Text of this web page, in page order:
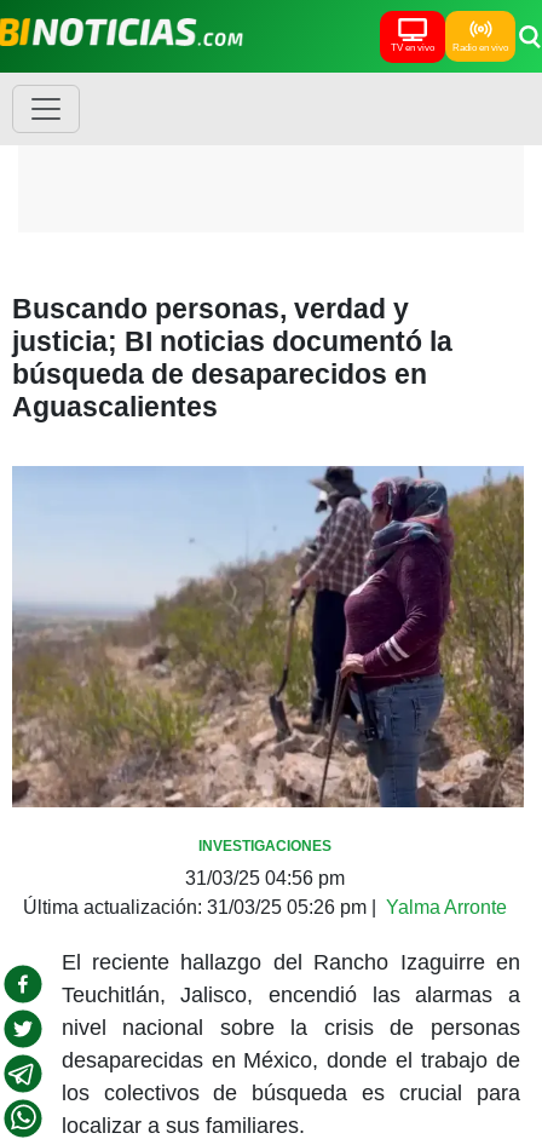
TV en vivo Radio en vivo
Buscando personas, verdad y
justicia; BI noticias documentó la
búsqueda de desaparecidos en
Aguascalientes
INVESTIGACIONES
31/03/25 04:56 pm
Última actualización: 31/03/25 05:26 pm Yalma Arronte
El reciente hallazgo del Rancho Izaguirre en
Teuchitlán, Jalisco, encendió las alarmas a
nivel nacional sobre la crisis de personas
desaparecidas en México, donde el trabajo de
los colectivos de búsqueda es crucial para
localizar a sus familiares.